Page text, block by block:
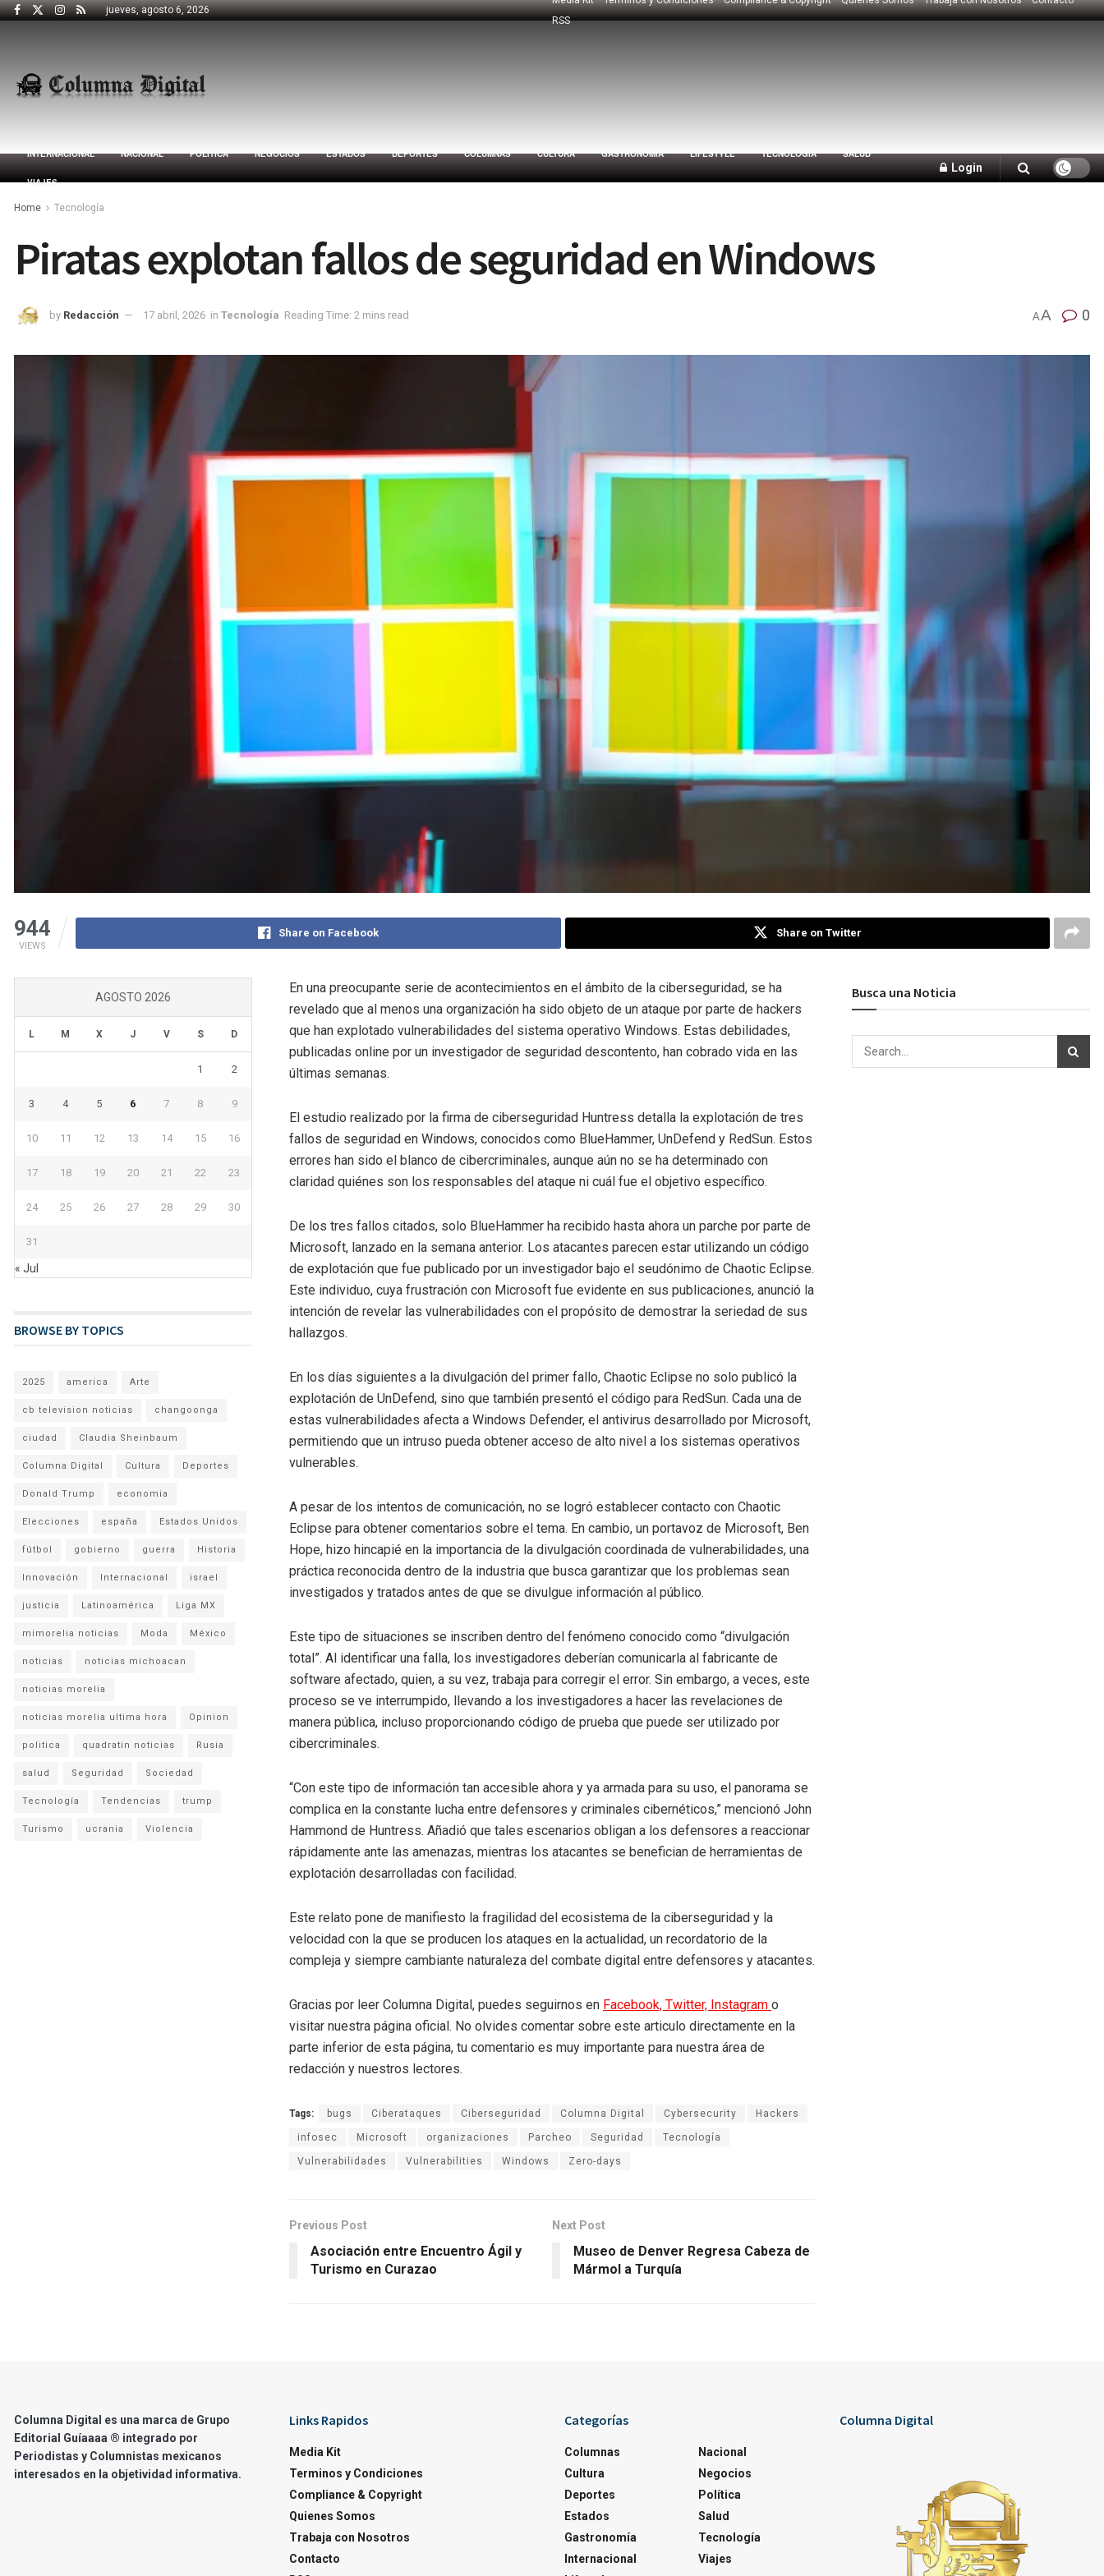
jueves, agosto 6, 2026
RSS
INTERNACIONAL NACIONAL POLÍTICA NEGOCIOS ESTADOS DEPORTES COLUMNAS CULTURA GASTRONOMÍA LIFESTYLE TECNOLOGÍA SALUD
VIAJES
Login
Home Tecnología
Piratas explotan fallos de seguridad en Windows
by Redacción 17 abril, 2026 in Tecnología Reading Time: 2 mins read AA 0
944
VIEWS
Share on Facebook Share on Twitter
En una preocupante serie de acontecimientos en el ámbito de la ciberseguridad, se ha
revelado que al menos una organización ha sido objeto de un ataque por parte de hackers
que han explotado vulnerabilidades del sistema operativo Windows. Estas debilidades,
publicadas online por un investigador de seguridad descontento, han cobrado vida en las
últimas semanas.
El estudio realizado por la firma de ciberseguridad Huntress detalla la explotación de tres
fallos de seguridad en Windows, conocidos como BlueHammer, UnDefend y RedSun. Estos
errores han sido el blanco de cibercriminales, aunque aún no se ha determinado con
claridad quiénes son los responsables del ataque ni cuál fue el objetivo específico.
De los tres fallos citados, solo BlueHammer ha recibido hasta ahora un parche por parte de
Microsoft, lanzado en la semana anterior. Los atacantes parecen estar utilizando un código
de explotación que fue publicado por un investigador bajo el seudónimo de Chaotic Eclipse.
Este individuo, cuya frustración con Microsoft fue evidente en sus publicaciones, anunció la
intención de revelar las vulnerabilidades con el propósito de demostrar la seriedad de sus
hallazgos.
En los días siguientes a la divulgación del primer fallo, Chaotic Eclipse no solo publicó la
explotación de UnDefend, sino que también presentó el código para RedSun. Cada una de
estas vulnerabilidades afecta a Windows Defender, el antivirus desarrollado por Microsoft,
permitiendo que un intruso pueda obtener acceso de alto nivel a los sistemas operativos
vulnerables.
A pesar de los intentos de comunicación, no se logró establecer contacto con Chaotic
Eclipse para obtener comentarios sobre el tema. En cambio, un portavoz de Microsoft, Ben
Hope, hizo hincapié en la importancia de la divulgación coordinada de vulnerabilidades, una
práctica reconocida dentro de la industria que busca garantizar que los problemas sean
investigados y tratados antes de que se divulgue información al público.
Este tipo de situaciones se inscriben dentro del fenómeno conocido como “divulgación
total”. Al identificar una falla, los investigadores deberían comunicarla al fabricante de
software afectado, quien, a su vez, trabaja para corregir el error. Sin embargo, a veces, este
proceso se ve interrumpido, llevando a los investigadores a hacer las revelaciones de
manera pública, incluso proporcionando código de prueba que puede ser utilizado por
cibercriminales.
“Con este tipo de información tan accesible ahora y ya armada para su uso, el panorama se
complica en la constante lucha entre defensores y criminales cibernéticos,” mencionó John
Hammond de Huntress. Añadió que tales escenarios obligan a los defensores a reaccionar
rápidamente ante las amenazas, mientras los atacantes se benefician de herramientas de
explotación desarrolladas con facilidad.
Este relato pone de manifiesto la fragilidad del ecosistema de la ciberseguridad y la
velocidad con la que se producen los ataques en la actualidad, un recordatorio de la
compleja y siempre cambiante naturaleza del combate digital entre defensores y atacantes.
Gracias por leer Columna Digital, puedes seguirnos en Facebook, Twitter, Instagram o
visitar nuestra página oficial. No olvides comentar sobre este articulo directamente en la
parte inferior de esta página, tu comentario es muy importante para nuestra área de
redacción y nuestros lectores.
Tags: bugs Ciberataques Ciberseguridad Columna Digital Cybersecurity Hackers
infosec Microsoft organizaciones Parcheo Seguridad Tecnología
Vulnerabilidades Vulnerabilities Windows Zero-days
Previous Post
Asociación entre Encuentro Ágil y
Turismo en Curazao
Next Post
Museo de Denver Regresa Cabeza de
Mármol a Turquía
AGOSTO 2026
L M X J V S D
1 2
3 4 5 6 7 8 9
10 11 12 13 14 15 16
17 18 19 20 21 22 23
24 25 26 27 28 29 30
31
« Jul
BROWSE BY TOPICS
2025 america Arte
cb television noticias changoonga
ciudad Claudia Sheinbaum
Columna Digital Cultura Deportes
Donald Trump economia
Elecciones españa Estados Unidos
fútbol gobierno guerra Historia
Innovación Internacional israel
justicia Latinoamérica Liga MX
mimorelia noticias Moda México
noticias noticias michoacan
noticias morelia
noticias morelia ultima hora Opinion
politica quadratin noticias Rusia
salud Seguridad Sociedad
Tecnología Tendencias trump
Turismo ucrania Violencia
Busca una Noticia
Columna Digital es una marca de Grupo
Editorial Guíaaaa ® integrado por
Periodistas y Columnistas mexicanos
interesados en la objetividad informativa.
Links Rapidos
Media Kit
Terminos y Condiciones
Compliance & Copyright
Quienes Somos
Trabaja con Nosotros
Contacto
Categorías
Columnas
Cultura
Deportes
Estados
Gastronomía
Internacional
Nacional
Negocios
Política
Salud
Tecnología
Viajes
Columna Digital